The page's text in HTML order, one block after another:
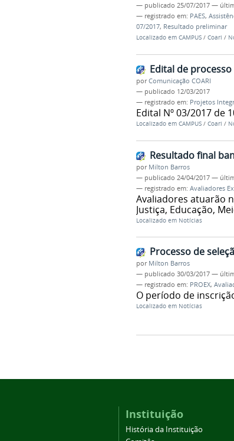
— publicado 25/07/2017 —
— registrado em: PAES,
07/2017, Resultado preliminar
Localizado em CAMPUS / Coari /
Edital de
porComunicação COARI
— publicado 12/03/2017
— registrado em: Projetos
Edital Nº 03/2017 de
Localizado em CAMPUS / Coari /
Resultado final
por Milton Barros
— publicado 24/04/2017 —
— registrado em: Avaliadores
Avaliadores atuarão
Justiça, Educação,
Localizado em Notícias
Processo de
por Milton Barros
— publicado 30/03/2017 —
— registrado em: PROEX,
O período de
Localizado em Notícias
Instituição
História da Instituição